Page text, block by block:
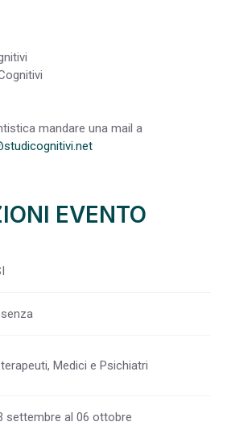
mandare una mail a
EVENTO
Medici e Psichiatri
settembre al 06 ottobre